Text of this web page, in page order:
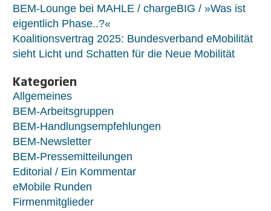
BEM-Lounge bei MAHLE / chargeBIG / »Was ist
eigentlich Phase..?«
Koalitionsvertrag 2025: Bundesverband eMobilität
sieht Licht und Schatten für die Neue Mobilität
Kategorien
Allgemeines
BEM-Arbeitsgruppen
BEM-Handlungsempfehlungen
BEM-Newsletter
BEM-Pressemitteilungen
Editorial / Ein Kommentar
eMobile Runden
Firmenmitglieder